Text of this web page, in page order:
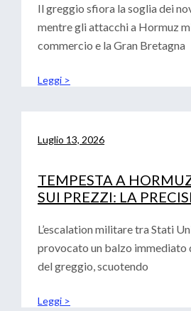
Il greggio sfiora la soglia dei
mentre gli attacchi a Hormuz
commercio e la Gran Bretagna
Leggi >
Luglio 13, 2026
TEMPESTA A
SUI PREZZI: LA
FINANZIARIA
L’escalation militare tra Stati
provocato un balzo immediato
del greggio, scuotendo
Leggi >